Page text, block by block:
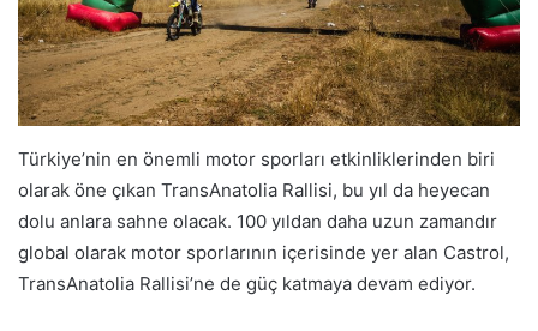
Türkiye’nin en önemli motor sporları etkinliklerinden biri
olarak öne çıkan TransAnatolia Rallisi, bu yıl da heyecan
dolu anlara sahne olacak. 100 yıldan daha uzun zamandır
global olarak motor sporlarının içerisinde yer alan Castrol,
TransAnatolia Rallisi’ne de güç katmaya devam ediyor.